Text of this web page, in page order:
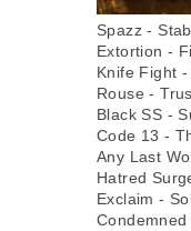
Spazz -
Extortion -
Knife Fight
Rouse -
Black SS -
Code 13 -
Any Last
Hatred
Exclaim -